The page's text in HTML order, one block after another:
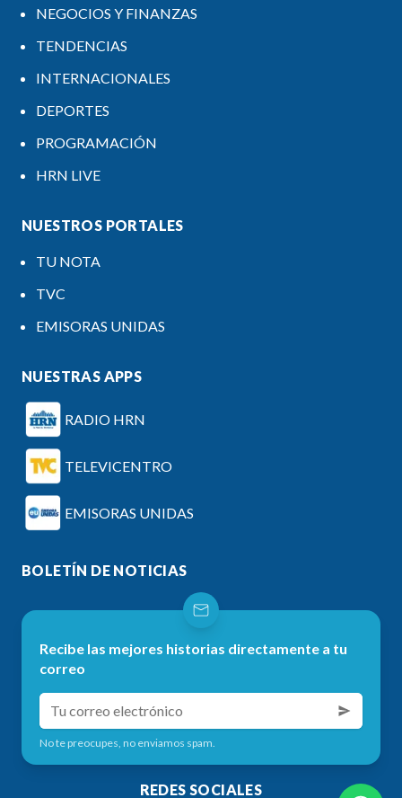
NEGOCIOS Y FINANZAS
TENDENCIAS
INTERNACIONALES
DEPORTES
PROGRAMACIÓN
HRN LIVE
NUESTROS PORTALES
TU NOTA
TVC
EMISORAS UNIDAS
NUESTRAS APPS
RADIO HRN
TELEVICENTRO
EMISORAS UNIDAS
BOLETÍN DE NOTICIAS
Recibe las mejores historias directamente a tu
correo
No te preocupes, no enviamos spam.
REDES SOCIALES